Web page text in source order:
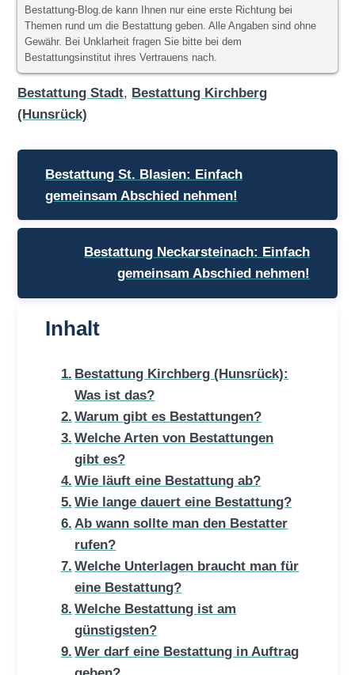
Bestattung-Blog.de kann Ihnen nur eine erste Richtung bei
Themen rund um die Bestattung geben. Alle Angaben sind ohne
Gewähr. Bei Unklarheit fragen Sie bitte bei dem
Bestattungsinstitut ihres Vertrauens nach.
Bestattung Stadt, Bestattung Kirchberg
(Hunsrück)
Beitragsnavigation
Bestattung St. Blasien: Einfach
gemeinsam Abschied nehmen!
Bestattung Neckarsteinach: Einfach
gemeinsam Abschied nehmen!
Inhalt
Bestattung Kirchberg (Hunsrück):
Was ist das?
Warum gibt es Bestattungen?
Welche Arten von Bestattungen
gibt es?
Wie läuft eine Bestattung ab?
Wie lange dauert eine Bestattung?
Ab wann sollte man den Bestatter
rufen?
Welche Unterlagen braucht man für
eine Bestattung?
Welche Bestattung ist am
günstigsten?
Wer darf eine Bestattung in Auftrag